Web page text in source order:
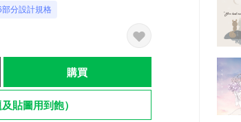
分設計規格
購買
貼圖用到飽）